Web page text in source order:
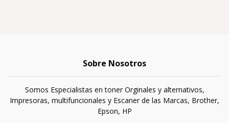
Sobre Nosotros
Somos Especialistas en toner Orginales y alternativos,
Impresoras, multifuncionales y Escaner de las Marcas, Brother,
Epson, HP